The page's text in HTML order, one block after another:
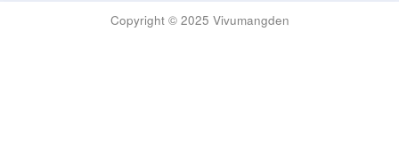
Copyright © 2025 Vivumangden